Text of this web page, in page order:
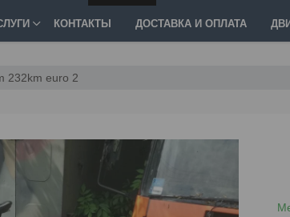
КОНТАКТЫ ДОСТАВКА И ОПЛАТА
232km euro 2